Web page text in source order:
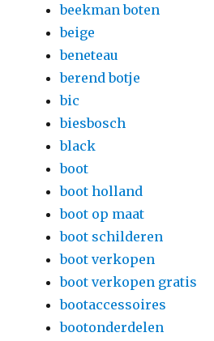
beekman boten
beige
beneteau
berend botje
bic
biesbosch
black
boot
boot holland
boot op maat
boot schilderen
boot verkopen
boot verkopen gratis
bootaccessoires
bootonderdelen